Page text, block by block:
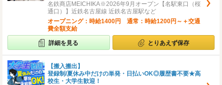
名鉄商店MEICHIKA※2026年9月オープン【名駅東口（桜
通口）】近鉄名古屋線 近鉄名古屋駅など
オープニング：時給1400円 通常：時給1200円～＋交通
費全額支給
詳細を見る とりあえず保存
【搬入搬出】
登録制/夏休み中だけの単発・日払いOK◎履歴書不要★高
校生・大学生歓迎！